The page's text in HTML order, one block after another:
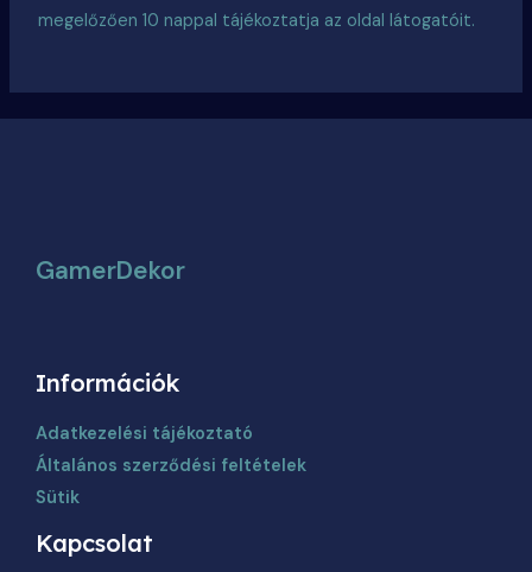
megelőzően 10 nappal tájékoztatja az oldal látogatóit.
GamerDekor
Információk
Adatkezelési tájékoztató
Általános szerződési feltételek
Sütik
Kapcsolat